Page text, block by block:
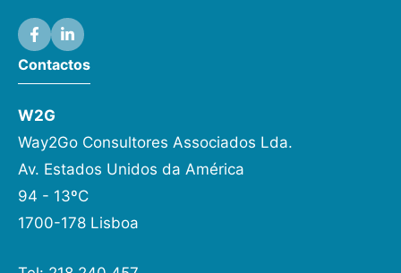
Contactos
W2G
Way2Go Consultores Associados Lda.
Av. Estados Unidos da América
94 - 13ºC
1700-178 Lisboa